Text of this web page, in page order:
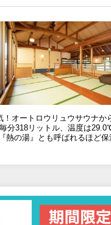
オートロウリュウサウナ
分318リットル、温度は
熱の湯』とも呼ばれるほど